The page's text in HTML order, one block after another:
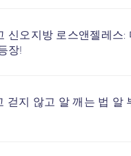
신오지방 로스앤젤레스:
장!
걷지 않고 알 깨는 법 알